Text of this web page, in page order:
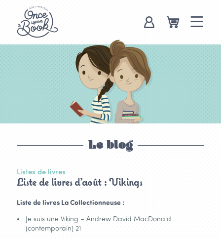
Le blog
Listes de livres
Liste de livres d’août : Vikings
Liste de livres La Collectionneuse :
Je suis une Viking – Andrew David MacDonald
(contemporain) 21